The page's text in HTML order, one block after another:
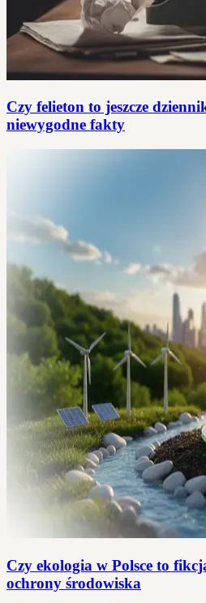
Czy felieton to jeszcze
niewygodne fakty
Czy ekologia w Polsce to
ochrony środowiska